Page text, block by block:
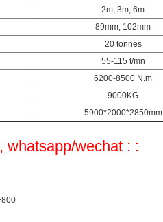
2m, 3m, 6m
89mm, 102mm
20 tonnes
55-115 t/mn
6200-8500 N.m
9000KG
5900*2000*2850mm
whatsapp/wechat : :